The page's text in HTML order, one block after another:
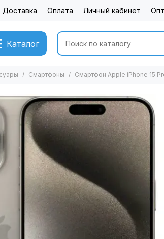
Доставка Оплата Личный кабинет Опт
Каталог
Смартфоны Смартфон Apple iPhone 15